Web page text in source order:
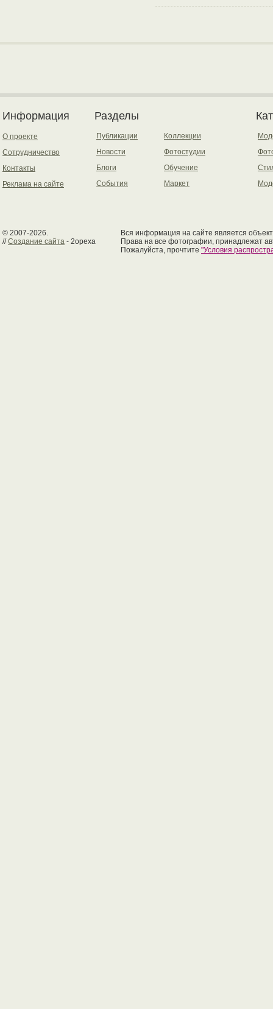
Информация
О проекте
Сотрудничество
Контакты
Реклама на сайте
Разделы
Публикации
Новости
Блоги
События
Коллекции
Фотостудии
Обучение
Маркет
© 2007-2026.
//Создание сайта - 2opexa
Вся информация на сайте является
Права на все фотографии, принадлежат
Пожалуйста, прочтите "Условия